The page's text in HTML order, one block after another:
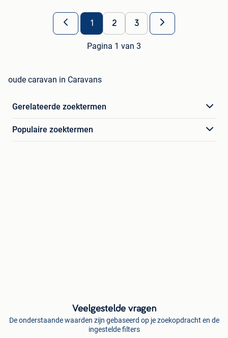
1 2 3
Pagina 1 van 3
oude caravan in Caravans
Gerelateerde zoektermen
Populaire zoektermen
Veelgestelde vragen
De onderstaande waarden zijn gebaseerd op je zoekopdracht en de
ingestelde filters